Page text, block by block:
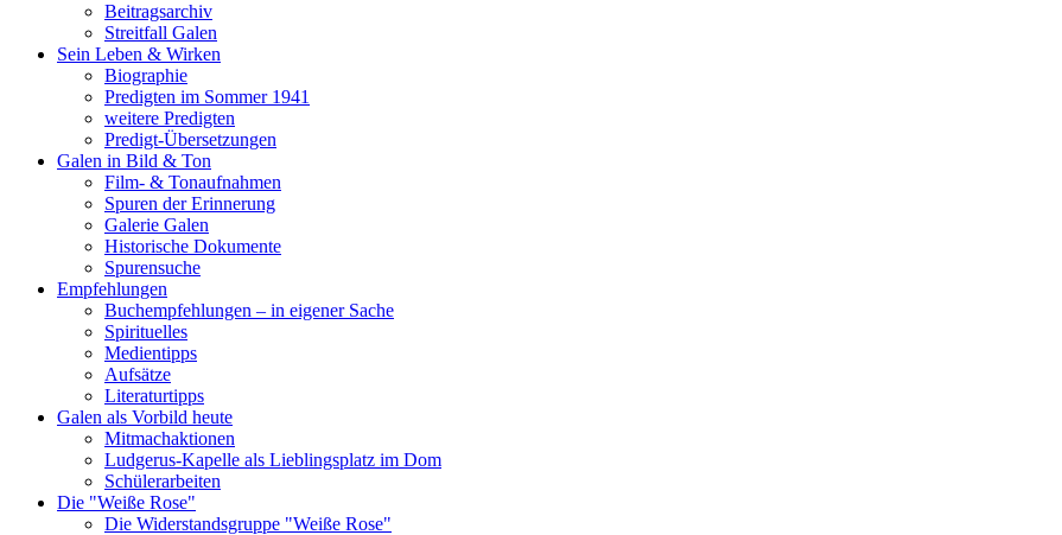
Beitragsarchiv
Streitfall Galen
Sein Leben & Wirken
Biographie
Predigten im Sommer 1941
weitere Predigten
Predigt-Übersetzungen
Galen in Bild & Ton
Film- & Tonaufnahmen
Spuren der Erinnerung
Galerie Galen
Historische Dokumente
Spurensuche
Empfehlungen
Buchempfehlungen – in eigener Sache
Spirituelles
Medientipps
Aufsätze
Literaturtipps
Galen als Vorbild heute
Mitmachaktionen
Ludgerus-Kapelle als Lieblingsplatz im Dom
Schülerarbeiten
Die "Weiße Rose"
Die Widerstandsgruppe "Weiße Rose"